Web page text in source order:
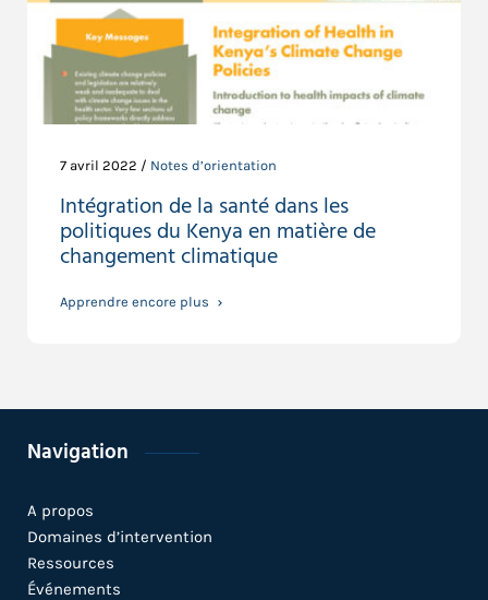
7 avril 2022 / Notes d’orientation
Intégration de la santé dans les
politiques du Kenya en matière de
changement climatique
Apprendre encore plus
Navigation
A propos
Domaines d’intervention
Ressources
Événements